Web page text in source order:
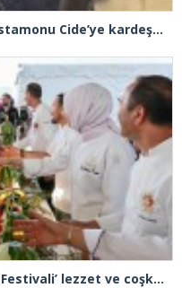
Arnavutköy Belediyesi’nden Kastamonu Cide’ye kardeşlik eli
Arnavutköy’de ‘Yeniköy Karpuz Festivali’ lezzet ve coşkuya sahne oldu